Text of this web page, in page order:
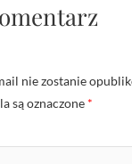
nie zostanie
są oznaczone *